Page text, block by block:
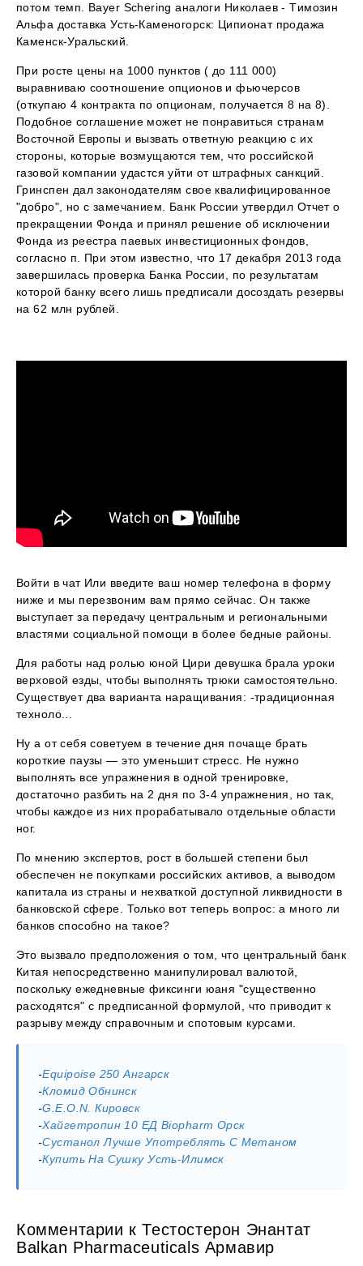
потом темп. Bayer Schering аналоги Николаев - Tимозин
Альфа доставка Усть-Каменогорск: Ципионат продажа
Каменск-Уральский.
При росте цены на 1000 пунктов ( до 111 000)
выравниваю соотношение опционов и фьючерсов
(откупаю 4 контракта по опционам, получается 8 на 8).
Подобное соглашение может не понравиться странам
Восточной Европы и вызвать ответную реакцию с их
стороны, которые возмущаются тем, что российской
газовой компании удастся уйти от штрафных санкций.
Гринспен дал законодателям свое квалифицированное
"добро", но с замечанием. Банк России утвердил Отчет о
прекращении Фонда и принял решение об исключении
Фонда из реестра паевых инвестиционных фондов,
согласно п. При этом известно, что 17 декабря 2013 года
завершилась проверка Банка России, по результатам
которой банку всего лишь предписали досоздать резервы
на 62 млн рублей.
Войти в чат Или введите ваш номер телефона в форму
ниже и мы перезвоним вам прямо сейчас. Он также
выступает за передачу центральным и региональными
властями социальной помощи в более бедные районы.
Для работы над ролью юной Цири девушка брала уроки
верховой езды, чтобы выполнять трюки самостоятельно.
Существует два варианта наращивания: -традиционная
техноло...
Ну а от себя советуем в течение дня почаще брать
короткие паузы — это уменьшит стресс. Не нужно
выполнять все упражнения в одной тренировке,
достаточно разбить на 2 дня по 3-4 упражнения, но так,
чтобы каждое из них прорабатывало отдельные области
ног.
По мнению экспертов, рост в большей степени был
обеспечен не покупками российских активов, а выводом
капитала из страны и нехваткой доступной ликвидности в
банковской сфере. Только вот теперь вопрос: а много ли
банков способно на такое?
Это вызвало предположения о том, что центральный банк
Китая непосредственно манипулировал валютой,
поскольку ежедневные фиксинги юаня "существенно
расходятся" с предписанной формулой, что приводит к
разрыву между справочным и спотовым курсами.
-Equipoise 250 Ангарск
-Кломид Обнинск
-G.E.O.N. Кировск
-Хайгетропин 10 ЕД Biopharm Орск
-Сустанол Лучше Употреблять С Метаном
-Купить На Сушку Усть-Илимск
Комментарии к Тестостерон Энантат
Balkan Pharmaceuticals Армавир